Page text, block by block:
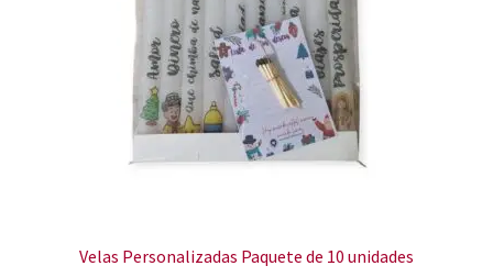
Velas Personalizadas Paquete de 10 unidades